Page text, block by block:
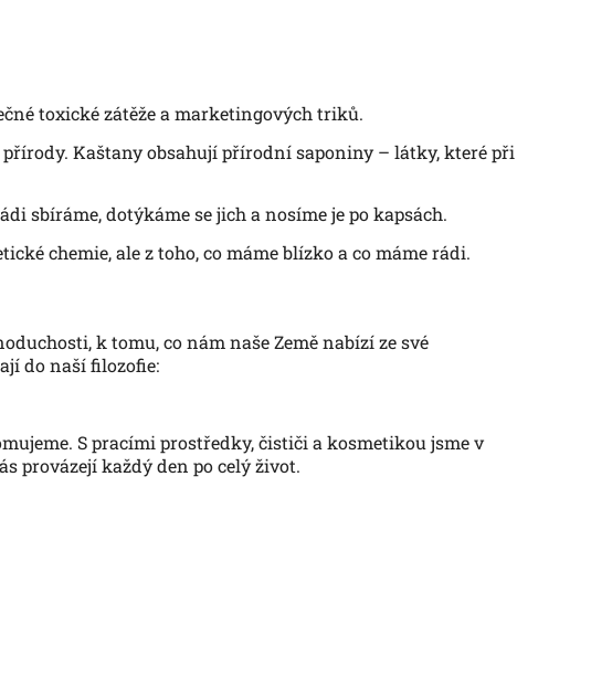
toxické zátěže a marketingových triků.
Kaštany obsahují přírodní saponiny – látky, které při
sbíráme, dotýkáme se jich a nosíme je po kapsách.
chemie, ale z toho, co máme blízko a co máme rádi.
k tomu, co nám naše Země nabízí ze své
do naší filozofie:
S pracími prostředky, čističi a kosmetikou jsme v
provázejí každý den po celý život.